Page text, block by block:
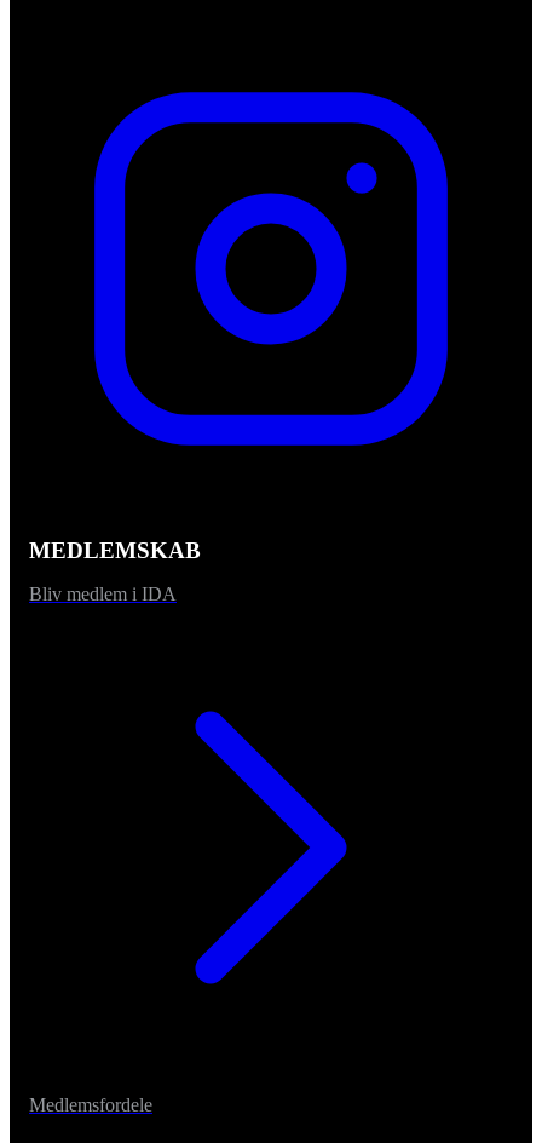
MEDLEMSKAB
Bliv medlem i IDA
Medlemsfordele